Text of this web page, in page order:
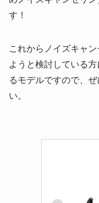
す！
これからノイズキャ
ようと検討している
るモデルですので、
い。